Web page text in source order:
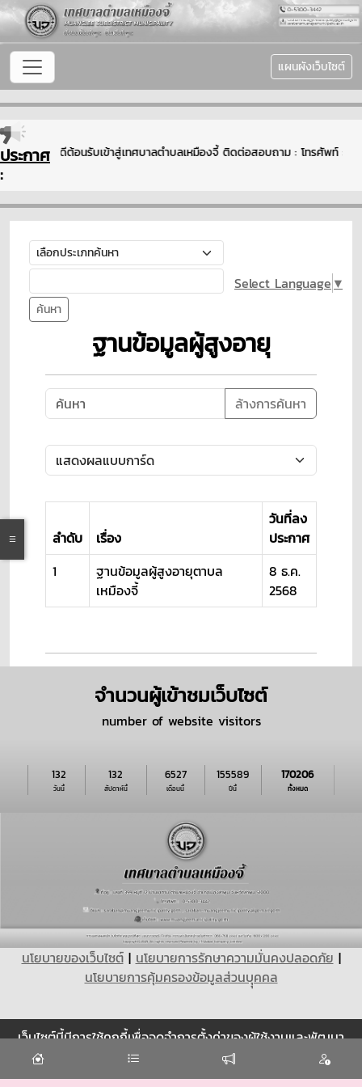
แผนผังเว็บไซต์
ประกาศ
:
ยินดีต้อนรับเข้าสู่เทศบาลตำบลเหมืองจี้ ติดต่อสอบถาม : โทรศัพท์ :
ค้นหา
Select Language ▼
ฐานข้อมูลผู้สูงอายุ
ล้างการค้นหา
ลำดับ เรื่อง
วันที่ลง
ประกาศ
1
ฐานข้อมูลผู้สูงอายุตาบล
เหมืองจี้
8 ธ.ค.
2568
จำนวนผู้เข้าชมเว็บไซต์
number of website visitors
วันนี้
132
สัปดาห์นี้
132
เดือนนี้
6527
ปีนี้
155589
ทั้งหมด
170206
นโยบายของเว็บไซต์| นโยบายการรักษาความมั่นคงปลอดภัย |
นโยบายการคุ้มครองข้อมูลส่วนบุุคคล
Cookie
เว็บไซต์นี้มีการใช้คุกกี้เพื่อจดจำการตั้งค่าของผู้ใช้งานและพัฒนา
ประสบการณ์การใช้งานของคุณให้ดียิ่งขึ้น